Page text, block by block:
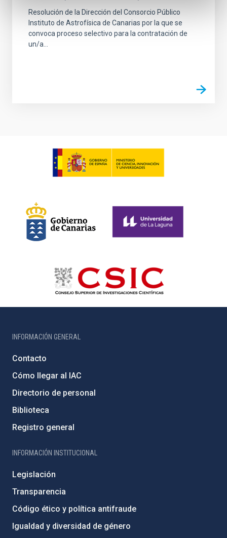
Resolución de la Dirección del Consorcio Público
Instituto de Astrofísica de Canarias por la que se
convoca proceso selectivo para la contratación de
un/a...
INFORMACIÓN GENERAL
Contacto
Cómo llegar al IAC
Directorio de personal
Biblioteca
Registro general
INFORMACIÓN INSTITUCIONAL
Legislación
Transparencia
Código ético y política antifraude
Igualdad y diversidad de género